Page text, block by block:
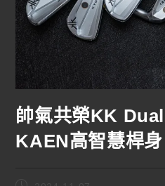
帥氣共榮KK
KAEN高智慧桿身